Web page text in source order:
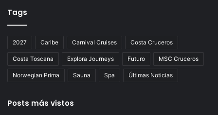
Tags
2027 Caribe Carnival Cruises Costa Cruceros
Costa Toscana Explora Journeys Futuro MSC Cruceros
Norwegian Prima Sauna Spa Últimas Noticias
Posts más vistos